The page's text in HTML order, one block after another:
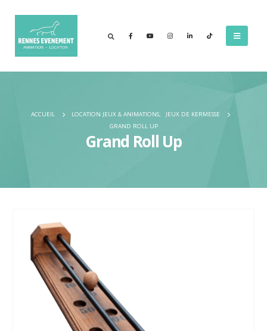
ACCUEIL LOCATION JEUX & ANIMATIONS,
JEUX DE KERMESSE
GRAND ROLL UP
Grand Roll Up